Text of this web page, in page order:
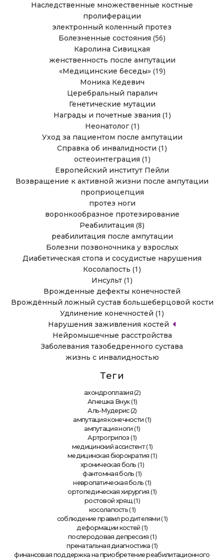
Наследственные множественные костные
пролиферации
электронный коленный протез
Болезненные состояния (56)
Каролина Сивицкая
женственность после ампутации
«Медицинские беседы»(19)
Моника Кедевич
Церебральный паралич
Генетические мутации
Награды и почетные звания (1)
Неонатолог(1)
Уход за пациентом после ампутации
Справка об инвалидности (1)
остеоинтеграция (1)
Европейский институт Пейли
Возвращение к активной жизни после ампутации
проприоцепция
протез ноги
воронкообразное протезирование
Реабилитация (8)
реабилитация после ампутации
Болезни позвоночника у взрослых
Диабетическая стопа и сосудистые нарушения
Косолапость (1)
Инсульт (1)
Врожденные дефекты конечностей
Врождённый ложный сустав большеберцовой кости
Удлинение конечностей (1)
Нарушения заживления костей
Нейромышечные расстройства
Заболевания тазобедренного сустава
жизнь с инвалидностью
Теги
ахондроплазия(2)
Агнешка Внук(1)
Аль-Мудерис(2)
ампутация конечности (1)
ампутация ноги (1)
Артрогрипоз (1)
медицинский ассистент(1)
медицинская бюрократия (1)
хроническая боль (1)
фантомная боль (1)
невропатическая боль (1)
ортопедическая хирургия (1)
ростовой хрящ(1)
косолапость (1)
соблюдение правил родителями (1)
деформации костей (1)
послеродовая депрессия (1)
пренатальная диагностика (1)
финансовая поддержка на приобретение реабилитационного